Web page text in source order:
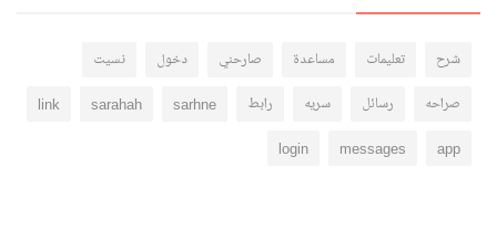
شرح تعليمات مساعدة صارحني دخول نسيت
صراحه رسائل سريه رابط sarhne
sarahah
link
app
messages
login